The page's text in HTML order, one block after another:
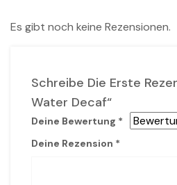
Es gibt noch keine Rezensionen.
Schreibe Die Erste
Water Decaf“
Deine Bewertung *
Deine Rezension *